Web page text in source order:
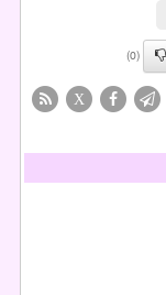
(0)
X